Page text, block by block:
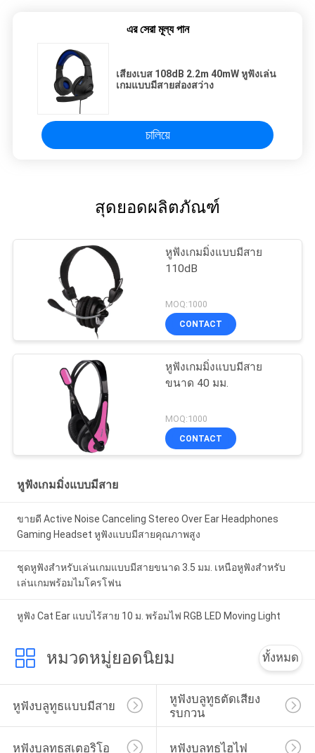
এর সেরা মূল্য পান
เสียงเบส 108dB 2.2m 40mW หูฟังเล่น
เกมแบบมีสายส่องสว่าง
চালিয়ে
สุดยอดผลิตภัณฑ์
หูฟังเกมมิ่งแบบมีสาย
110dB
MOQ:1000
CONTACT
หูฟังเกมมิ่งแบบมีสาย
ขนาด 40 มม.
MOQ:1000
CONTACT
หูฟังเกมมิ่งแบบมีสาย
ขายดี Active Noise Canceling Stereo Over Ear Headphones
Gaming Headset หูฟังแบบมีสายคุณภาพสูง
ชุดหูฟังสำหรับเล่นเกมแบบมีสายขนาด 3.5 มม. เหนือหูฟังสำหรับ
เล่นเกมพร้อมไมโครโฟน
หูฟัง Cat Ear แบบไร้สาย 10 ม. พร้อมไฟ RGB LED Moving Light
หมวดหมู่ยอดนิยม ทั้งหมด
หูฟังบลูทูธแบบมีสาย
หูฟังบลูทูธตัดเสียง
รบกวน
หูฟังบลูทูธสเตอริโอ หูฟังบลูทูธไฮไฟ